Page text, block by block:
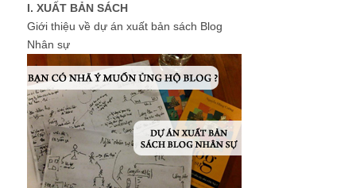
I. XUẤT BẢN SÁCH
Giới thiệu về dự án xuất bản sách Blog
Nhân sự